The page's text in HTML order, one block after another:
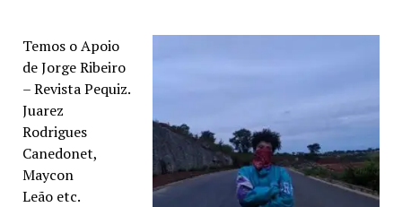
Temos o Apoio
de Jorge Ribeiro
– Revista Pequiz.
Juarez
Rodrigues
Canedonet,
Maycon
Leão etc.